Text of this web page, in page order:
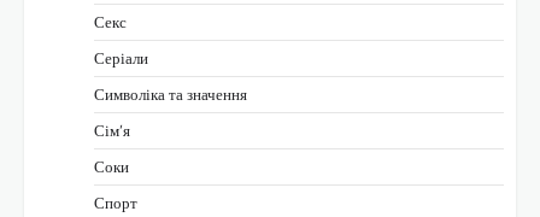
Секс
Серіали
Символіка та значення
Сім’я
Соки
Спорт